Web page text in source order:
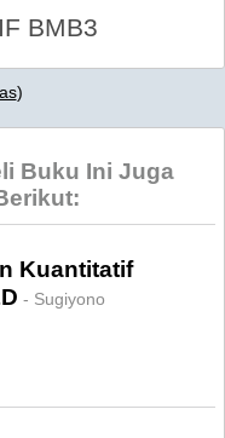
BMB3
)
Buku Ini Juga
Kuantitatif
- Sugiyono